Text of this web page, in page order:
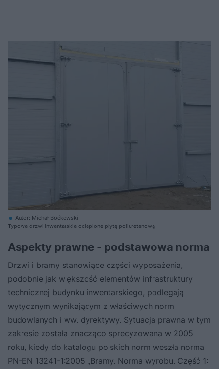
Autor: Michał Boćkowski
Typowe drzwi inwentarskie ocieplone płytą poliuretanową
Aspekty prawne - podstawowa norma
Drzwi i bramy stanowiące części wyposażenia,
podobnie jak większość elementów infrastruktury
technicznej budynku inwentarskiego, podlegają
wytycznym wynikającym z właściwych norm
budowlanych i ww. dyrektywy. Sytuacja prawna w tym
zakresie została znacząco sprecyzowana w 2005
roku, kiedy do katalogu polskich norm weszła norma
PN-EN 13241-1:2005 „Bramy. Norma wyrobu. Część 1: